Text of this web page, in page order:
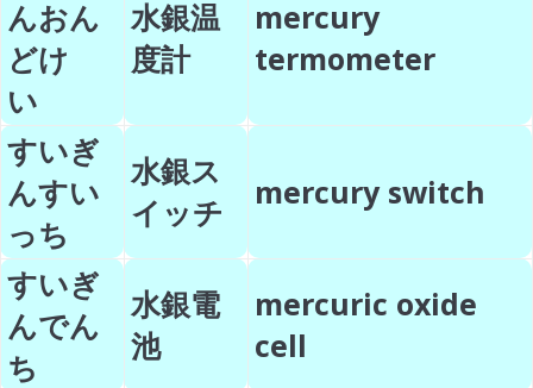
んおん
どけ
い
水銀温
度計
mercury
termometer
すいぎ
んすい
っち
水銀ス
イッチ
mercury switch
すいぎ
んでん
ち
水銀電
池
mercuric oxide
cell